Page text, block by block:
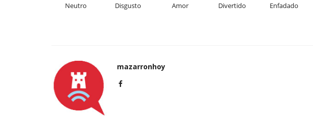
Neutro Disgusto Amor Divertido Enfadado
mazarronhoy